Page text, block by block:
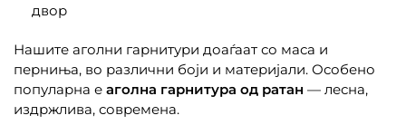
двор
Нашите аголни гарнитури доаѓаат со маса и
перниња, во различни боји и материјали. Особено
популарна е аголна гарнитура од ратан — лесна,
издржлива, современа.